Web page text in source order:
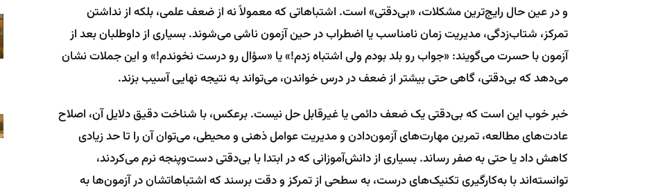
و در عین حال رایج‌ترین مشکلات، «بی‌دقتی» است. اشتباهاتی که معمولاً نه از ضعف علمی، بلکه از نداشتن
تمرکز، شتاب‌زدگی، مدیریت زمان نامناسب یا اضطراب در حین آزمون ناشی می‌شوند. بسیاری از داوطلبان بعد از
آزمون با حسرت می‌گویند: «جواب رو بلد بودم ولی اشتباه زدم!» یا «سؤال رو درست نخوندم!» و این جملات نشان
می‌دهد که بی‌دقتی، گاهی حتی بیشتر از ضعف در درس خواندن، می‌تواند به نتیجه نهایی آسیب بزند.
خبر خوب این است که بی‌دقتی یک ضعف دائمی یا غیرقابل حل نیست. برعکس، با شناخت دقیق دلایل آن، اصلاح
عادت‌های مطالعه، تمرین مهارت‌های آزمون‌دادن و مدیریت عوامل ذهنی و محیطی، می‌توان آن را تا حد زیادی
کاهش داد یا حتی به صفر رساند. بسیاری از دانش‌آموزانی که در ابتدا با بی‌دقتی دست‌وپنجه نرم می‌کردند،
توانسته‌اند با به‌کارگیری تکنیک‌های درست، به سطحی از تمرکز و دقت برسند که اشتباهاتشان در آزمون‌ها به